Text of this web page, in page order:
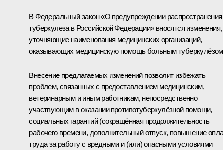
В Федеральный закон «О предупреждении распространения
туберкулеза в Российской Федерации» вносятся изменения,
уточняющие наименования медицинских организаций,
оказывающих медицинскую помощь больным
Внесение предлагаемых изменений позволит избежать
проблем, связанных с предоставлением медицинским,
ветеринарным и иным работникам, непосредственно
участвующим в оказании противотуберкулёзной помощи,
социальных гарантий (сокращённая продолжительность
рабочего времени, дополнительный отпуск, повышение
труда за работу с вредными и (или) опасными условиями